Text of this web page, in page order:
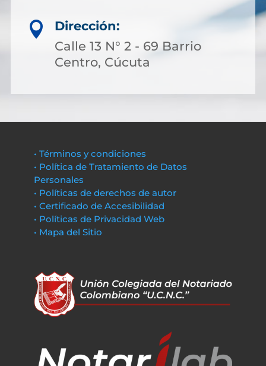

Dirección:
Calle 13 N° 2 - 69 Barrio
Centro, Cúcuta
• Términos y condiciones
• Política de Tratamiento de Datos
Personales
• Políticas de derechos de autor
• Certificado de Accesibilidad
• Políticas de Privacidad Web
• Mapa del Sitio